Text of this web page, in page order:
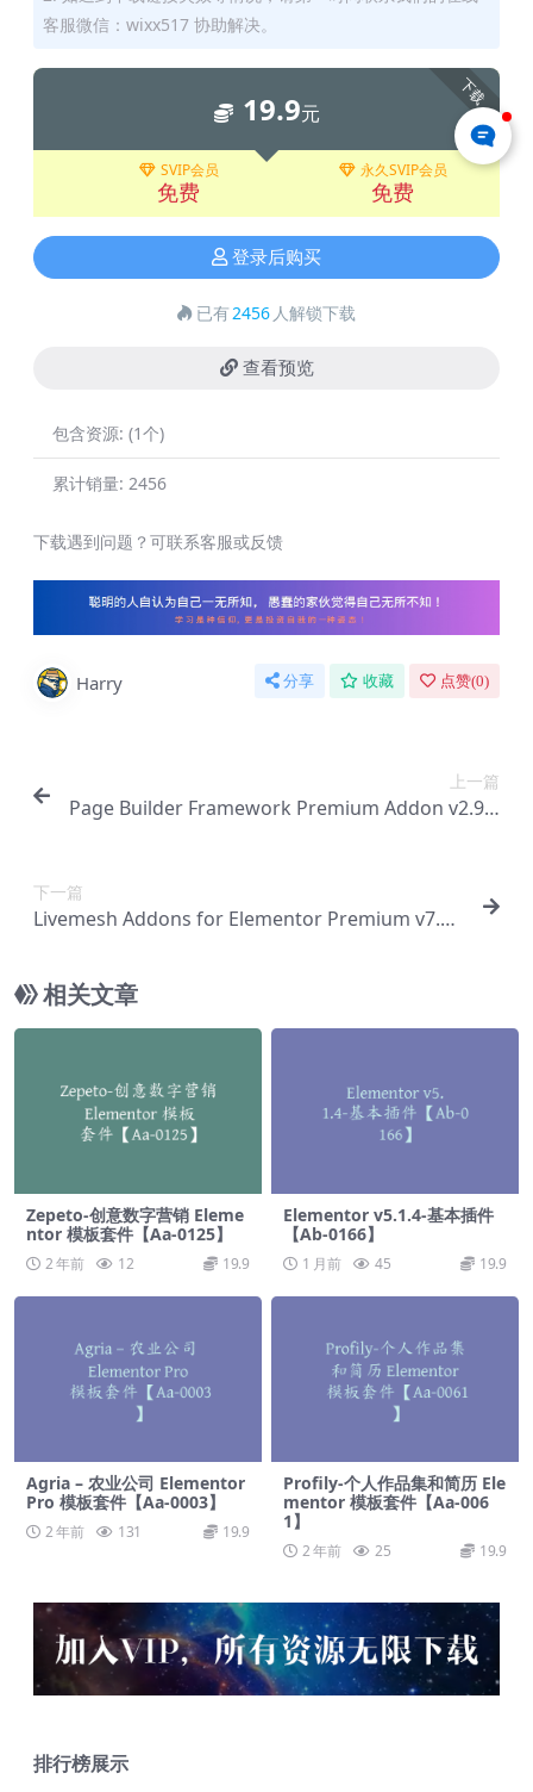
客服微信：wixx517 协助解决。
下载
19.9元
SVIP会员
免费
永久SVIP会员
免费
登录后购买
已有2456 人解锁下载
查看预览
包含资源: (1个)
累计销量: 2456
下载遇到问题？可联系客服或反馈
Harry 分享 收藏 点赞(0)
上一篇
Page Builder Framework Premium Addon v2.9.0
下一篇
Livemesh Addons for Elementor Premium v7.2.
相关文章
Zepeto-创意数字营销 Eleme
ntor 模板套件【Aa-0125】
2 年前 12 19.9
Elementor v5.1.4-基本插件
【Ab-0166】
1 月前 45 19.9
Agria – 农业公司 Elementor
Pro 模板套件【Aa-0003】
2 年前 131 19.9
Profily-个人作品集和简历 Ele
mentor 模板套件【Aa-006
1】
2 年前 25 19.9
排行榜展示